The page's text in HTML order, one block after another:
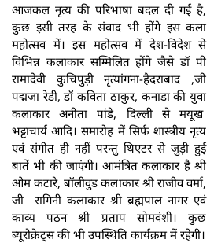
आजकल नृत्य की परिभाषा बदल दी गई है,
कुछ इसी तरह के संवाद भी होंगे इस कला
महोत्सव में। इस महोत्सव में देश-विदेश से
विभिन्न कलाकार सम्मिलित होंगे जैसे डॉ पी
रामादेवी कुचिपुड़ी नृत्यांगना-हैदराबाद ,जी
पद्मजा रेडी, डॉ कविता ठाकुर, कनाडा की युवा
कलाकार अनीता पांडे, दिल्ली से मयूख
भट्टाचार्य आदि। समारोह में सिर्फ शास्त्रीय नृत्य
एवं संगीत ही नहीं परन्तु थिएटर से जुड़ी हुई
बातें भी की जाएंगी। आमंत्रित कलाकार है श्री
ओम कटारे, बॉलीवुड कलाकार श्री राजीव वर्मा,
जी रागिनी कलाकार श्री ब्रह्मपाल नागर एवं
काव्य पठन श्री प्रताप सोमवंशी। कुछ
ब्यूरोक्रेट्स की भी उपस्थिति कार्यक्रम में रहेगी।